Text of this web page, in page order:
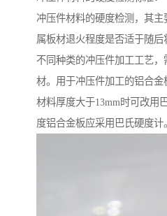
冲压件材料的硬度检测，其
属板材退火程度是否适于随后
不同种类的冲压件加工工艺
材。用于冲压件加工的铝合金
材料厚度大于13mm时可改用
度铝合金板应采用巴氏硬度计。